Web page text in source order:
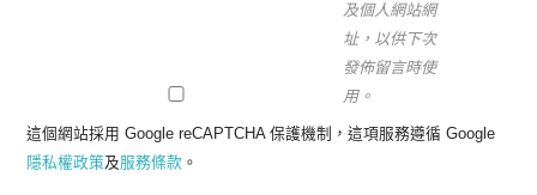
及個人網站網
址，以供下次
發佈留言時使
用。
這個網站採用 Google reCAPTCHA 保護機制，這項服務遵循 Google
隱私權政策及服務條款 。